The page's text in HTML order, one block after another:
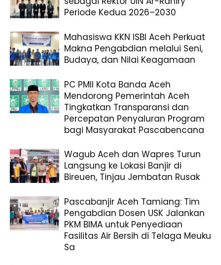
Periode Kedua 2026–2030
Mahasiswa KKN ISBI Aceh Perkuat
Makna Pengabdian melalui Seni,
Budaya, dan Nilai Keagamaan
PC PMII Kota Banda Aceh
Mendorong Pemerintah Aceh
Tingkatkan Transparansi dan
Percepatan Penyaluran Program
bagi Masyarakat Pascabencana
Wagub Aceh dan Wapres Turun
Langsung ke Lokasi Banjir di
Bireuen, Tinjau Jembatan Rusak
Pascabanjir Aceh Tamiang: Tim
Pengabdian Dosen USK Jalankan
PKM BIMA untuk Penyediaan
Fasilitas Air Bersih di Telaga Meuku
Sa